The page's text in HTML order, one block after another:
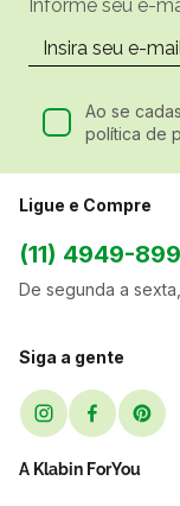
Informe seu e-
Ao se
política de
Ligue e Compre
(11) 4949-
De segunda a
Siga a gente
A Klabin ForYou